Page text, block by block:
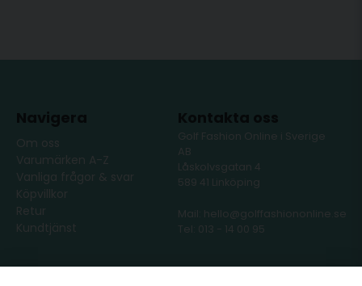
Om oss
Varumärken A-Z
Vanliga frågor & svar
Köpvillkor
Retur
Kundtjänst
Golf Fashion Online i Sverige
AB
Låskolvsgatan 4
589 41 Linköping
Mail: hello@golffashiononline.se
Tel: 013 - 14 00 95